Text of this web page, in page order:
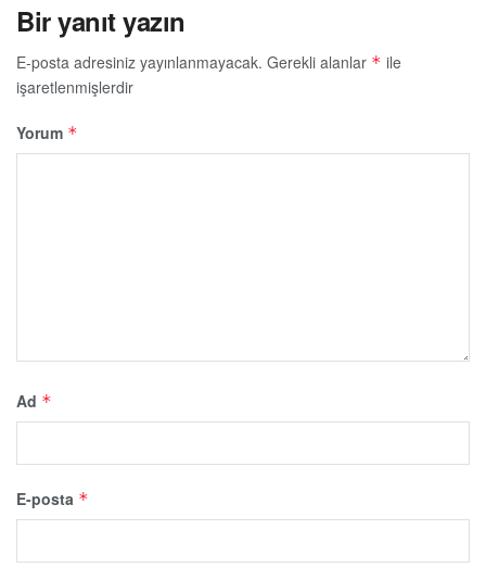
Bir yanıt yazın
E-posta adresiniz yayınlanmayacak. Gerekli alanlar * ile
işaretlenmişlerdir
Yorum *
Ad *
E-posta *